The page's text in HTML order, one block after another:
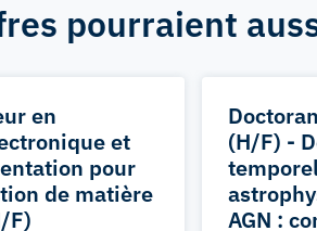
pourraient
en
et
pour
de matière
F)
(H/F) -
AGN :